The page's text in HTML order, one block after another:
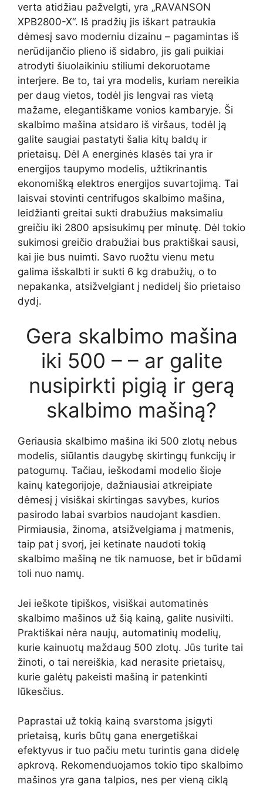
verta atidžiau pažvelgti, yra „RAVANSON
XPB2800-X“. Iš pradžių jis iškart patraukia
dėmesį savo moderniu dizainu – pagamintas iš
nerūdijančio plieno iš sidabro, jis gali puikiai
atrodyti šiuolaikiniu stiliumi dekoruotame
interjere. Be to, tai yra modelis, kuriam nereikia
per daug vietos, todėl jis lengvai ras vietą
mažame, elegantiškame vonios kambaryje. Ši
skalbimo mašina atsidaro iš viršaus, todėl ją
galite saugiai pastatyti šalia kitų baldų ir
prietaisų. Dėl A energinės klasės tai yra ir
energijos taupymo modelis, užtikrinantis
ekonomišką elektros energijos suvartojimą. Tai
laisvai stovinti centrifugos skalbimo mašina,
leidžianti greitai sukti drabužius maksimaliu
greičiu iki 2800 apsisukimų per minutę. Dėl tokio
sukimosi greičio drabužiai bus praktiškai sausi,
kai jie bus nuimti. Savo ruožtu vienu metu
galima išskalbti ir sukti 6 kg drabužių, o to
nepakanka, atsižvelgiant į nedidelį šio prietaiso
dydį.
Gera skalbimo mašina
iki 500 – – ar galite
nusipirkti pigią ir gerą
skalbimo mašiną?
Geriausia skalbimo mašina iki 500 zlotų nebus
modelis, siūlantis daugybę skirtingų funkcijų ir
patogumų. Tačiau, ieškodami modelio šioje
kainų kategorijoje, dažniausiai atkreipiate
dėmesį į visiškai skirtingas savybes, kurios
pasirodo labai svarbios naudojant kasdien.
Pirmiausia, žinoma, atsižvelgiama į matmenis,
taip pat į svorį, jei ketinate naudoti tokią
skalbimo mašiną ne tik namuose, bet ir būdami
toli nuo namų.
Jei ieškote tipiškos, visiškai automatinės
skalbimo mašinos už šią kainą, galite nusivilti.
Praktiškai nėra naujų, automatinių modelių,
kurie kainuotų maždaug 500 zlotų. Jūs turite tai
žinoti, o tai nereiškia, kad nerasite prietaisų,
kurie galėtų pakeisti mašiną ir patenkinti
lūkesčius.
Paprastai už tokią kainą svarstoma įsigyti
prietaisą, kuris būtų gana energetiškai
efektyvus ir tuo pačiu metu turintis gana didelę
apkrovą. Rekomenduojamos tokio tipo skalbimo
mašinos yra gana talpios, nes per vieną ciklą